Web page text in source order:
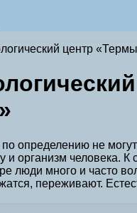
центр
по определению не
и организм человека.
люди много и часто
переживают.